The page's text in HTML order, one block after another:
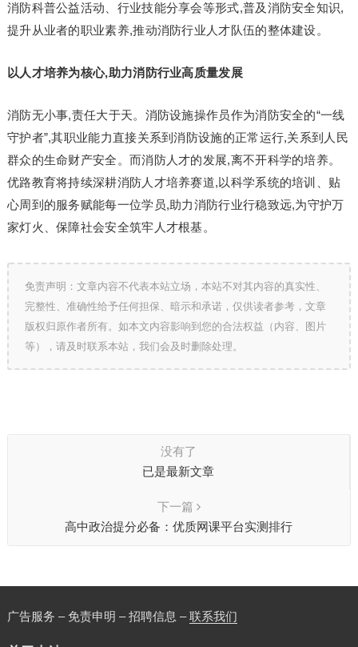
消防科普公益活动、行业技能分享会等形式,普及消防安全知识,
提升从业者的职业素养,推动消防行业人才队伍的整体建设。
以人才培养为核心,助力消防行业高质量发展
消防无小事,责任大于天。消防设施操作员作为消防安全的“一线
守护者”,其职业能力直接关系到消防设施的正常运行,关系到人民
群众的生命财产安全。而消防人才的发展,离不开科学的培养。
优路教育将持续深耕消防人才培养赛道,以科学系统的培训、贴
心周到的服务赋能每一位学员,助力消防行业行稳致远,为守护万
家灯火、保障社会安全筑牢人才根基。
免责声明：文章内容不代表本站立场，本站不对其内容的真实性、
完整性、准确性给予任何担保、暗示和承诺，仅供读者参考，文章
版权归原作者所有。如本文内容影响到您的合法权益（内容、图片
等），请及时联系本站，我们会及时删除处理。
没有了
已是最新文章
下一篇
高中政治提分必备：优质网课平台实测排行
广告服务 – 免责申明 – 招聘信息 –联系我们